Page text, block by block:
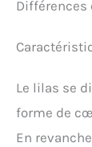
Différences
Le lilas se
forme de
En